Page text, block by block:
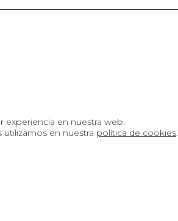
experiencia en nuestra web.
en nuestra política de cookies.